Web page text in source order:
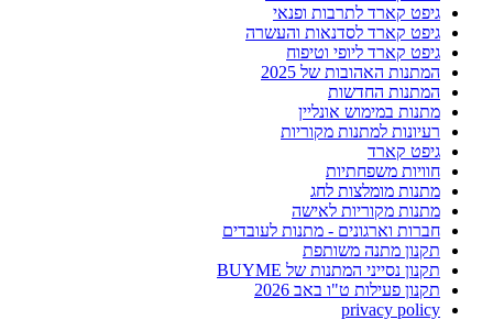
גיפט קארד לתרבות ופנאי
גיפט קארד לסדנאות והעשרה
גיפט קארד ליופי וטיפוח
המתנות האהובות של 2025
המתנות החדשות
מתנות במימוש אונליין
רעיונות למתנות מקוריות
גיפט קארד
חוויות משפחתיות
מתנות מומלצות לחג
מתנות מקוריות לאישה
חברות וארגונים - מתנות לעובדים
תקנון מתנה משותפת
תקנון נסייני המתנות של BUYME
תקנון פעילות ט"ו באב 2026
privacy policy